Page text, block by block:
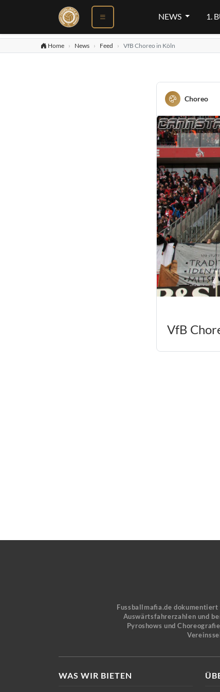
NEWS 1.
Home News Feed VfB Choreo in Köln
Choreo
VfB
Fussballmafia.de
Auswärtsfahrerzahlen und
Pyroshows und
WAS WIR BIETEN